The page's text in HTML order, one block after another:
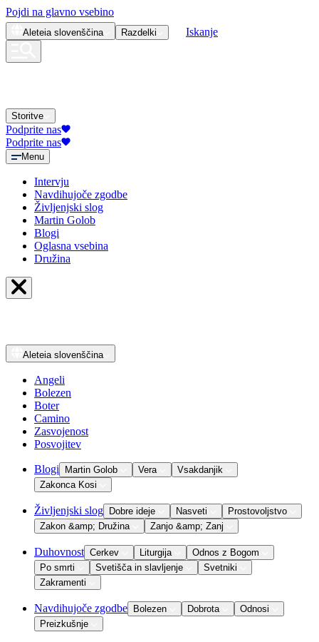
Pojdi na glavno vsebino
Aleteia slovenščina Razdelki Iskanje
Storitve
Podprite nas
Podprite nas
Menu
Intervju
Navdihujoče zgodbe
Življenjski slog
Martin Golob
Blogi
Oglasna vsebina
Družina
Aleteia slovenščina
Angeli
Bolezen
Boter
Camino
Zasvojenost
Posvojitev
Blogi Martin Golob Vera
Vsakdanjik
Zakonca Kosi
Življenjski slog Dobre ideje Nasveti
Prostovoljstvo
Zakon &amp; Družina
Zanjo &amp; Zanj
Duhovnost Cerkev Liturgija
Odnos z Bogom
Po smrti
Svetišča in slavljenje
Svetniki
Zakramenti
Navdihujoče zgodbe Bolezen Dobrota
Odnosi
Preizkušnje